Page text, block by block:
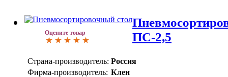
Оцените товар
ПС-2,5
Страна-производитель: Россия
Фирма-производитель: Клен